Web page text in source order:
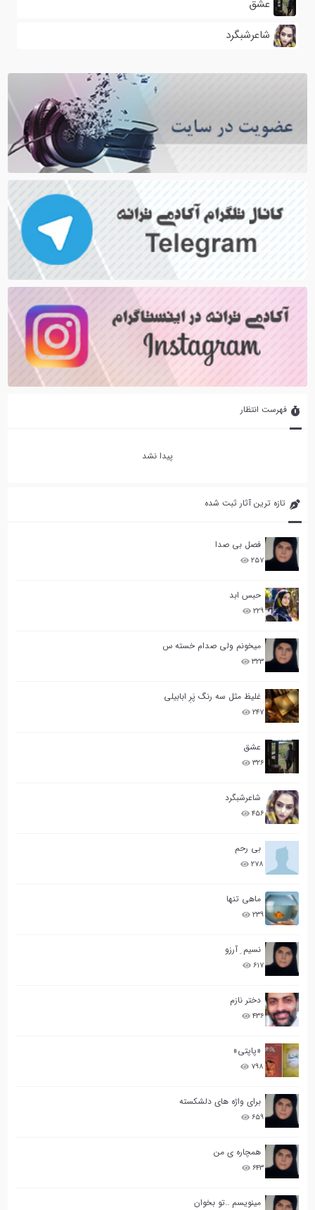
تازه ترین آثار ثبت شده
فصل بی صدا
۲۵۷
حبس ابد
۲۲۹
میخونم ولی صدام خسته س
۳۲۳
غلیظ مثل سه رنگ پَرِ ابابیلی
۲۴۷
عشق
۳۲۶
شاعرشبگرد
۴۵۶
بی رحم
۲۷۸
ماهی تنها
۲۳۹
نسیم ِ آرزو
۶۱۷
دختر نازم
۴۳۶
«پاپتی»
۷۹۸
برای واژه های دلشکسته
۶۵۹
همچاره ی من
۶۴۳
مینویسم ..تو بخوان
عشق
شاعرشبگرد
فهرست انتظار
پیدا نشد